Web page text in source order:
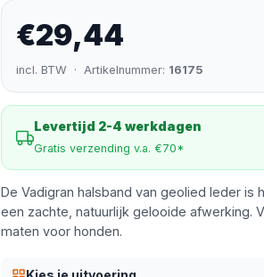
€29,44
incl. BTW · Artikelnummer: 16175
Levertijd 2-4 werkdagen
Gratis verzending v.a. €70*
De Vadigran halsband van geolied leder is
een zachte, natuurlijk gelooide afwerking.
maten voor honden.